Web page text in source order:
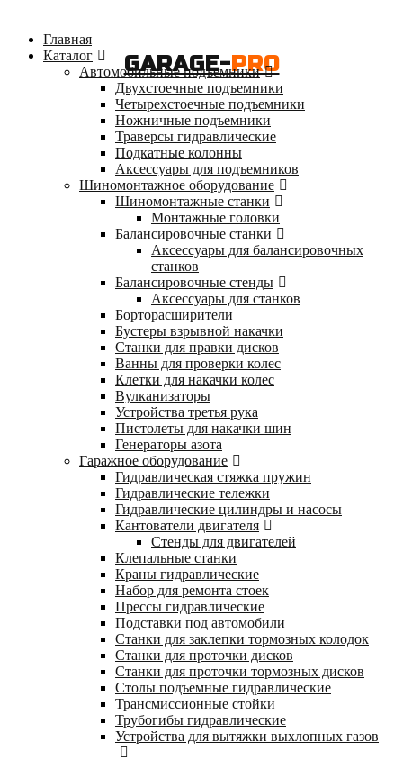
GARAGE-PRO
Главная
Каталог
Автомобильные подъемники
Двухстоечные подъемники
Четырехстоечные подъемники
Ножничные подъемники
Траверсы гидравлические
Подкатные колонны
Аксессуары для подъемников
Шиномонтажное оборудование
Шиномонтажные станки
Монтажные головки
Балансировочные станки
Аксессуары для балансировочных
станков
Балансировочные стенды
Аксессуары для станков
Борторасширители
Бустеры взрывной накачки
Станки для правки дисков
Ванны для проверки колес
Клетки для накачки колес
Вулканизаторы
Устройства третья рука
Пистолеты для накачки шин
Генераторы азота
Гаражное оборудование
Гидравлическая стяжка пружин
Гидравлические тележки
Гидравлические цилиндры и насосы
Кантователи двигателя
Стенды для двигателей
Клепальные станки
Краны гидравлические
Набор для ремонта стоек
Прессы гидравлические
Подставки под автомобили
Станки для заклепки тормозных колодок
Станки для проточки дисков
Станки для проточки тормозных дисков
Столы подъемные гидравлические
Трансмиссионные стойки
Трубогибы гидравлические
Устройства для вытяжки выхлопных газов